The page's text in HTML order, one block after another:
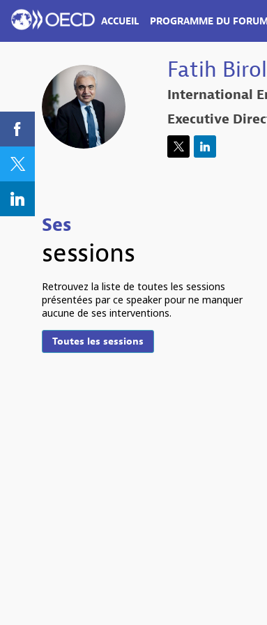
ACCUEIL PROGRAMME DU
PROGRAMME EN ESPAGNOL
FB
Fatih Birol
International
Executive
Ses
sessions
Retrouvez la liste de toutes les sessions
présentées par ce speaker pour ne manquer
aucune de ses interventions.
Toutes les sessions